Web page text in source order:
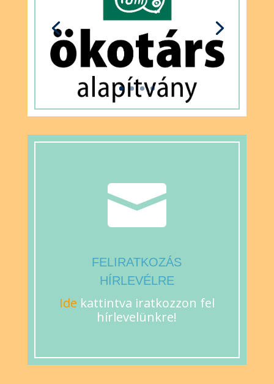

FELIRATKOZÁS
HÍRLEVÉLRE
Ide kattintva iratkozzon fel
hírlevelünkre!